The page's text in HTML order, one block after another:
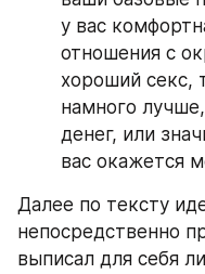
у вас
отношения с
хороший секс,
намного
денег, или
вас окажется
Далее по тексту
непосредственно
выписал для себя